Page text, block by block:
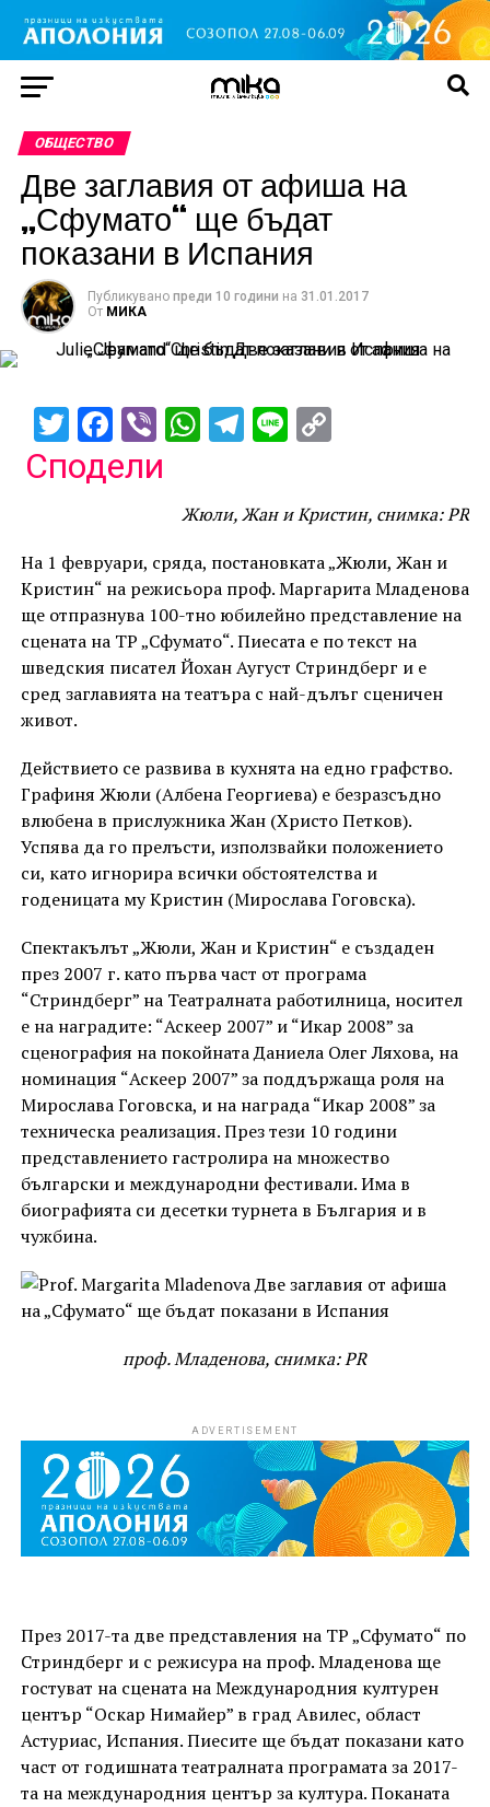
ОБЩЕСТВО
Две заглавия от афиша на
„Сфумато“ ще бъдат
показани в Испания
Публикувано преди 10 години на 31.01.2017
От МИКА
TwitterFacebook
ViberWhatsApp
Telegram
Line
Сподели
Жюли, Жан и Кристин, снимка: PR
На 1 февруари, сряда, постановката „Жюли, Жан и
Кристин“ на режисьора проф. Маргарита Младенова
ще отпразнува 100-тно юбилейно представление на
сцената на ТР „Сфумато“. Пиесата е по текст на
шведския писател Йохан Аугуст Стриндберг и е
сред заглавията на театъра с най-дълъг сценичен
живот.
Действието се развива в кухнята на едно графство.
Графиня Жюли (Албена Георгиева) е безразсъдно
влюбена в прислужника Жан (Христо Петков).
Успява да го прелъсти, използвайки положението
си, като игнорира всички обстоятелства и
годеницата му Кристин (Мирослава Гоговска).
Спектакълът „Жюли, Жан и Кристин“ е създаден
през 2007 г. като първа част от програма
“Стриндберг” на Театралната работилница, носител
е на наградите: “Аскеер 2007” и “Икар 2008” за
сценография на покойната Даниела Олег Ляхова, на
номинация “Аскеер 2007” за поддържаща роля на
Мирослава Гоговска, и на награда “Икар 2008” за
техническа реализация. През тези 10 години
представлението гастролира на множество
български и международни фестивали. Има в
биографията си десетки турнета в България и в
чужбина.
проф. Младенова, снимка: PR
ADVERTISEMENT
През 2017-та две представления на ТР „Сфумато“ по
Стриндберг и с режисура на проф. Младенова ще
гостуват на сцената на Международния културен
център “Оскар Нимайер” в град Авилес, област
Астуриас, Испания. Пиесите ще бъдат показани като
част от годишната театралната програмата за 2017-
та на международния център за култура. Поканата